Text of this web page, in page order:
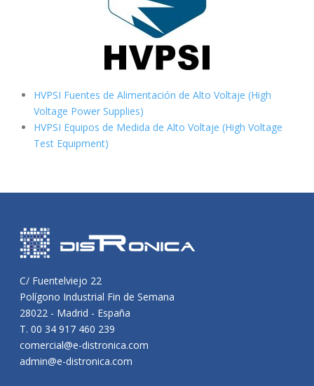
HVPSI Fuentes de Alimentación de Alto Voltaje (High
Voltage Power Supplies)
HVPSI Equipos de Medida de Alto Voltaje (High Voltage
Test Equipment)
C/ Fuentelviejo 22
Polígono Industrial Fin de Semana
28022 - Madrid - España
T. 00 34 917 460 239
comercial@e-distronica.com
admin@e-distronica.com